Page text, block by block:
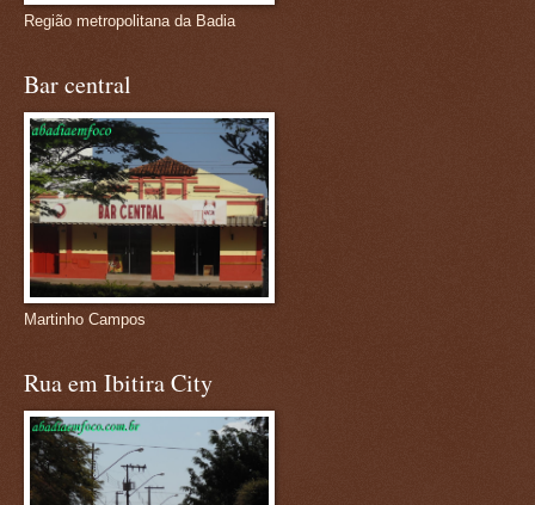
Região metropolitana da Badia
Bar central
Martinho Campos
Rua em Ibitira City